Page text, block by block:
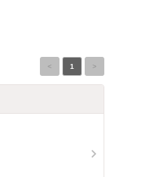
< 1 >